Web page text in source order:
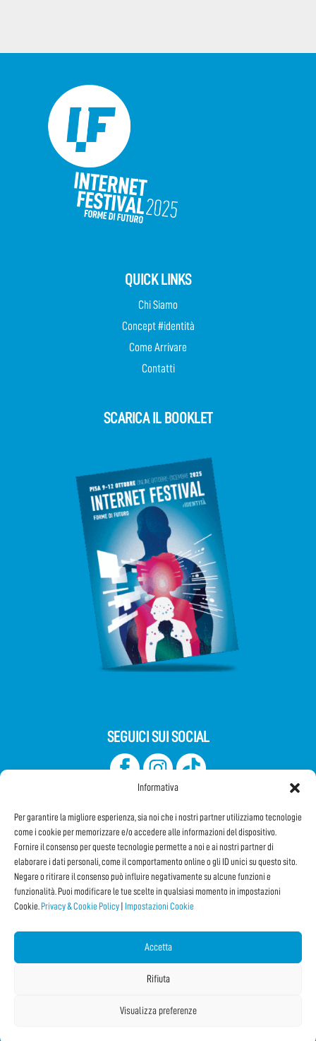
Informativa
Per garantire la migliore esperienza, sia noi che i nostri partner utilizziamo tecnologie
come i cookie per memorizzare e/o accedere alle informazioni del dispositivo.
Fornire il consenso per queste tecnologie permette a noi e ai nostri partner di
elaborare i dati personali, come il comportamento online o gli ID unici su questo sito.
Negare o ritirare il consenso può influire negativamente su alcune funzioni e
funzionalità. Puoi modificare le tue scelte in qualsiasi momento in impostazioni
Cookie. Privacy & Cookie Policy Impostazioni Cookie
Accetta
Rifiuta
Visualizza preferenze
QUICK LINKS
Chi Siamo
Concept #identità
Come Arrivare
Contatti
SCARICA IL BOOKLET
SEGUICI SUI SOCIAL
Iscriviti alla Newsletter
CONDIVIDI QUESTA PAGINA!
Facebook
Copyright © 2026 Internet Festival 2025 |CreditsLa Jetée